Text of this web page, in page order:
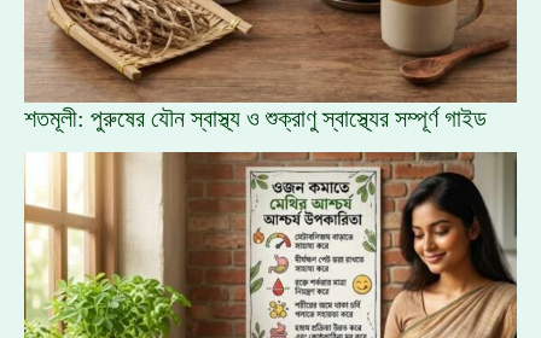
শতমূলী: পুরুষের যৌন স্বাস্থ্য ও শুক্রাণু স্বাস্থ্যের সম্পূর্ণ গাইড